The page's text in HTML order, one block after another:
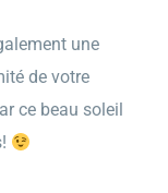
une
de votre
ce beau soleil